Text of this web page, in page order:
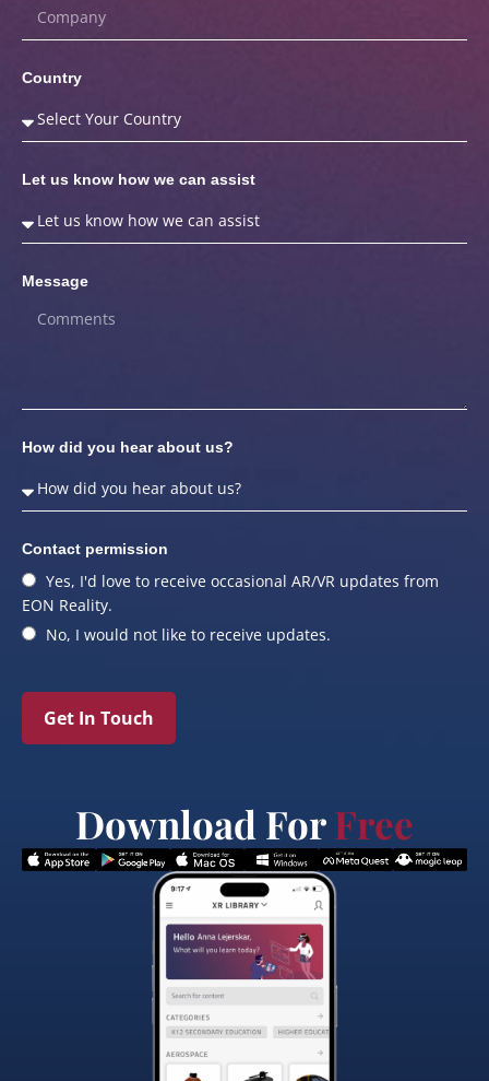
Country
Let us know how we can assist
Message
How did you hear about us?
Contact permission
Yes, I'd love to receive occasional AR/VR updates from
EON Reality.
No, I would not like to receive updates.
Get In Touch
Download ForFree